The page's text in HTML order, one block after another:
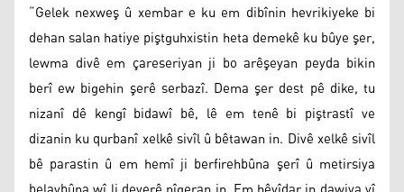
“Gelek nexweş û xembar e ku em dibînin hevrikiyeke bi
dehan salan hatiye piştguhxistin heta demekê ku bûye şer,
lewma divê em çareseriyan ji bo arêşeyan peyda bikin
berî ew bigehin şerê serbazî. Dema şer dest pê dike, tu
nizanî dê kengî bidawî bê, lê em tenê bi piştrastî ve
dizanin ku qurbanî xelkê sivîl û bêtawan in. Divê xelkê sivîl
bê parastin û em hemî ji berfirehbûna şerî û metirsiya